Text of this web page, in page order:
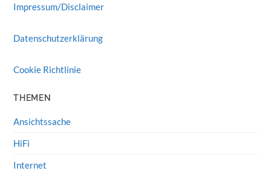
Impressum/Disclaimer
Datenschutzerklärung
Cookie Richtlinie
THEMEN
Ansichtssache
HiFi
Internet